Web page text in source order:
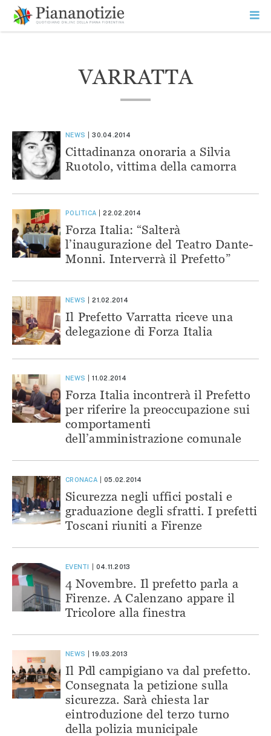
contenuto
SEARCH
VARRATTA
NEWS 30.04.2014
Cittadinanza onoraria a Silvia
Ruotolo, vittima della camorra
POLITICA 22.02.2014
Forza Italia: “Salterà
l’inaugurazione del Teatro Dante-
Monni. Interverrà il Prefetto”
NEWS 21.02.2014
Il Prefetto Varratta riceve una
delegazione di Forza Italia
NEWS 11.02.2014
Forza Italia incontrerà il Prefetto
per riferire la preoccupazione sui
comportamenti
dell’amministrazione comunale
CRONACA 05.02.2014
Sicurezza negli uffici postali e
graduazione degli sfratti. I prefetti
Toscani riuniti a Firenze
EVENTI 04.11.2013
4 Novembre. Il prefetto parla a
Firenze. A Calenzano appare il
Tricolore alla finestra
NEWS 19.03.2013
Il Pdl campigiano va dal prefetto.
Consegnata la petizione sulla
sicurezza. Sarà chiesta lar
eintroduzione del terzo turno
della polizia municipale